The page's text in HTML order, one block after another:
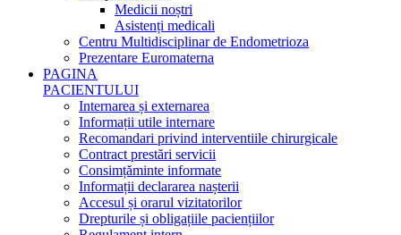
Medicii noștri
Asistenți medicali
Centru Multidisciplinar de Endometrioza
Prezentare Euromaterna
PAGINA
PACIENTULUI
Internarea și externarea
Informații utile internare
Recomandari privind interventiile chirurgicale
Contract prestări servicii
Consimțăminte informate
Informații declararea nașterii
Accesul și orarul vizitatorilor
Drepturile și obligațiile paciențiilor